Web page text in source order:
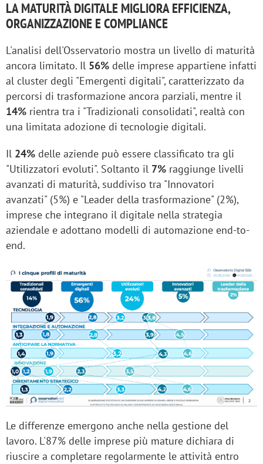
LA MATURITÀ DIGITALE MIGLIORA EFFICIENZA,
ORGANIZZAZIONE E COMPLIANCE
L'analisi dell'Osservatorio mostra un livello di maturità
ancora limitato. Il 56% delle imprese appartiene infatti
al cluster degli "Emergenti digitali", caratterizzato da
percorsi di trasformazione ancora parziali, mentre il
14% rientra tra i "Tradizionali consolidati", realtà con
una limitata adozione di tecnologie digitali.
Il 24% delle aziende può essere classificato tra gli
"Utilizzatori evoluti". Soltanto il 7% raggiunge livelli
avanzati di maturità, suddiviso tra "Innovatori
avanzati" (5%) e "Leader della trasformazione" (2%),
imprese che integrano il digitale nella strategia
aziendale e adottano modelli di automazione end-to-
end.
Le differenze emergono anche nella gestione del
lavoro. L'87% delle imprese più mature dichiara di
riuscire a completare regolarmente le attività entro